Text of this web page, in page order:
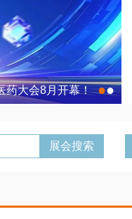
药大会8月开幕！ ●●